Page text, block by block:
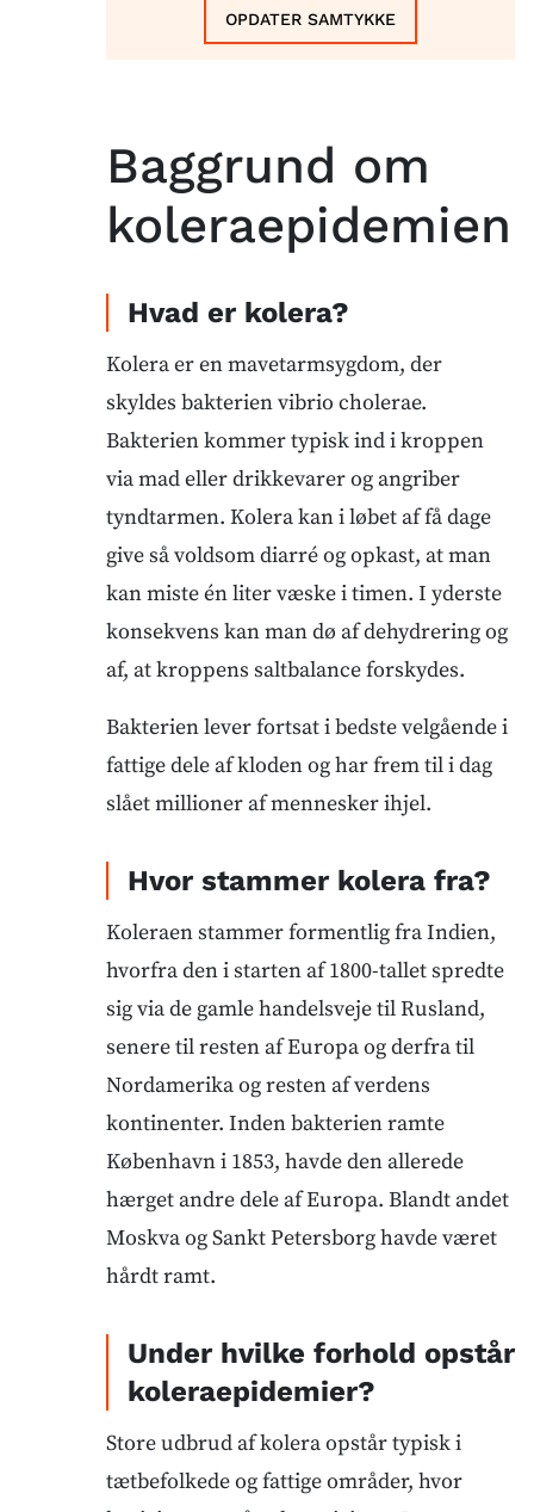
OPDATER SAMTYKKE
Baggrund om
koleraepidemien
Hvad er kolera?
Kolera er en mavetarmsygdom, der
skyldes bakterien vibrio cholerae.
Bakterien kommer typisk ind i kroppen
via mad eller drikkevarer og angriber
tyndtarmen. Kolera kan i løbet af få dage
give så voldsom diarré og opkast, at man
kan miste én liter væske i timen. I yderste
konsekvens kan man dø af dehydrering og
af, at kroppens saltbalance forskydes.
Bakterien lever fortsat i bedste velgående i
fattige dele af kloden og har frem til i dag
slået millioner af mennesker ihjel.
Hvor stammer kolera fra?
Koleraen stammer formentlig fra Indien,
hvorfra den i starten af 1800-tallet spredte
sig via de gamle handelsveje til Rusland,
senere til resten af Europa og derfra til
Nordamerika og resten af verdens
kontinenter. Inden bakterien ramte
København i 1853, havde den allerede
hærget andre dele af Europa. Blandt andet
Moskva og Sankt Petersborg havde været
hårdt ramt.
Under hvilke forhold opstår
koleraepidemier?
Store udbrud af kolera opstår typisk i
tætbefolkede og fattige områder, hvor